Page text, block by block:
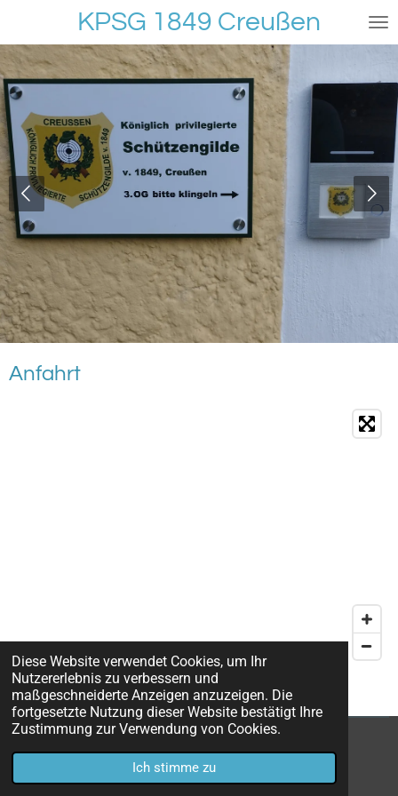
Diese Website verwendet Cookies, um Ihr
Nutzererlebnis zu verbessern und
maßgeschneiderte Anzeigen anzuzeigen. Die
fortgesetzte Nutzung dieser Website bestätigt Ihre
Zustimmung zur Verwendung von Cookies.
Ich stimme zu
springen
KPSG 1849 Creußen
Anfahrt
Webador